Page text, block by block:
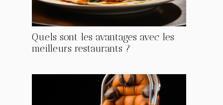
Quels sont les avantages avec les
meilleurs restaurants ?